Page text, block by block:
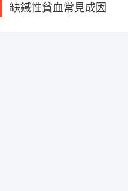
缺鐵性貧血常見成因